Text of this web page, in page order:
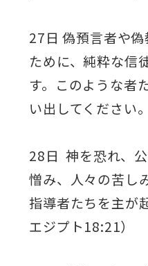
27日 偽預言者や
ために、純粋な信
す。このような者
い出してください
28日 神を恐れ、
憎み、人々の苦し
指導者たちを主が
エジプト18:21）